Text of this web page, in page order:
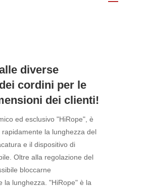
diverse
cordini per le
dei clienti!
ed esclusivo "HiRope", è
la lunghezza del
e il dispositivo di
Oltre alla regolazione del
bloccarne
la lunghezza. "HiRope" è la